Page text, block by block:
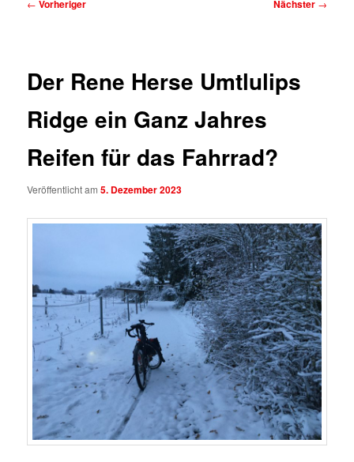
← Vorheriger Nächster →
Der Rene Herse Umtlulips
Ridge ein Ganz Jahres
Reifen für das Fahrrad?
Veröffentlicht am5. Dezember 2023